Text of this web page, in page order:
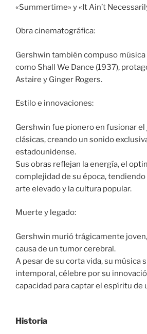
«Summertime» y «It Ain’t
Obra cinematográfica:
Gershwin también compuso
como Shall We Dance (1937),
Astaire y Ginger Rogers.
Estilo e innovaciones:
Gershwin fue pionero en fusionar el
clásicas, creando un sonido
estadounidense.
Sus obras reflejan la energía, el
complejidad de su época,
arte elevado y la cultura popular.
Muerte y legado:
Gershwin murió trágicamente
causa de un tumor cerebral.
A pesar de su corta vida, su música
intemporal, célebre por su
capacidad para captar el espíritu de
Historia